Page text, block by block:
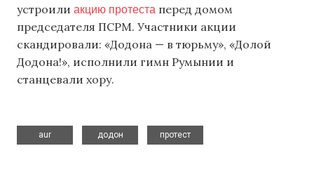
устроили акцию протеста перед домом
председателя ПСРМ. Участники акции
скандировали: «Додона — в тюрьму», «Долой
Додона!», исполнили гимн Румынии и
станцевали хору.
aur
додон
протест